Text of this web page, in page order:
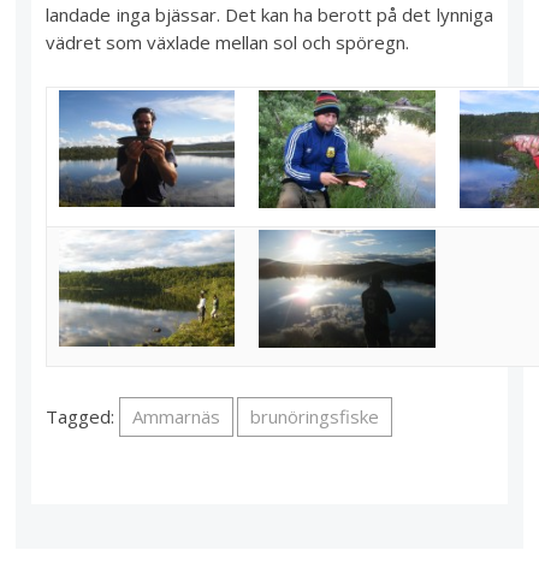
landade inga bjässar. Det kan ha berott på det lynniga
vädret som växlade mellan sol och spöregn.
Tagged: Ammarnäs brunöringsfiske